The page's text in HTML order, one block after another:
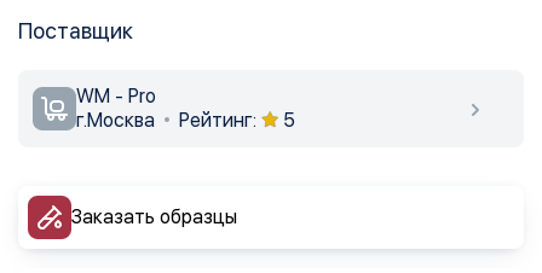
Поставщик
WM - Pro
г.Москва
Рейтинг: 5
Заказать образцы